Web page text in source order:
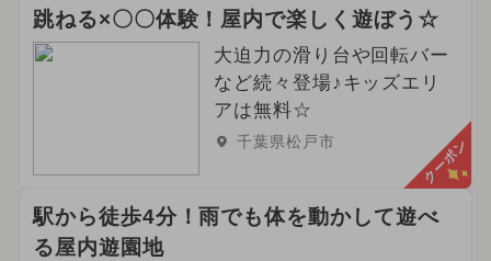
跳ねる×〇〇体験！屋内で楽しく遊ぼう☆
大迫力の滑り台や回転バー
など続々登場♪キッズエリ
アは無料☆
千葉県松戸市 クーポン
駅から徒歩4分！雨でも体を動かして遊べ
る屋内遊園地